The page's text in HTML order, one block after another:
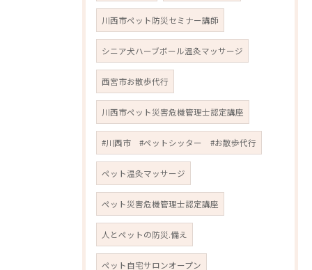
川西市ペット防災セミナー講師
シニア犬ハーブボール温灸マッサージ
西宮市お散歩代行
川西市ペット災害危機管理士認定講座
#川西市 #ペットシッター #お散歩代行
ペット温灸マッサージ
ペット災害危機管理士認定講座
人とペットの防災.備え
ペット自宅サロンオープン